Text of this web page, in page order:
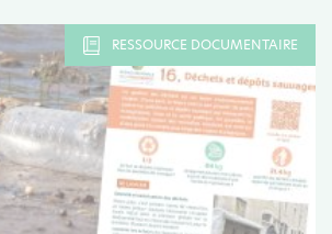
RESSOURCE DOCUMENTAIRE